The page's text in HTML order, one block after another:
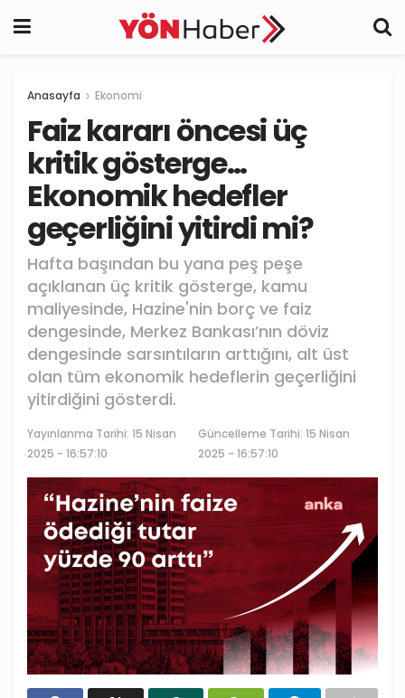
Anasayfa Ekonomi
Faiz kararı öncesi üç
kritik gösterge…
Ekonomik hedefler
geçerliğini yitirdi mi?
Hafta başından bu yana peş peşe
açıklanan üç kritik gösterge, kamu
maliyesinde, Hazine'nin borç ve faiz
dengesinde, Merkez Bankası’nın döviz
dengesinde sarsıntıların arttığını, alt üst
olan tüm ekonomik hedeflerin geçerliğini
yitirdiğini gösterdi.
Yayınlanma Tarihi: 15 Nisan
2025 - 16:57:10
Güncelleme Tarihi: 15 Nisan
2025 - 16:57:10